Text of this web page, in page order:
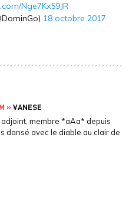
Nge7Kx59JR
18 octobre 2017
»VANESE
membre *aAa* depuis
dansé avec le diable au clair de